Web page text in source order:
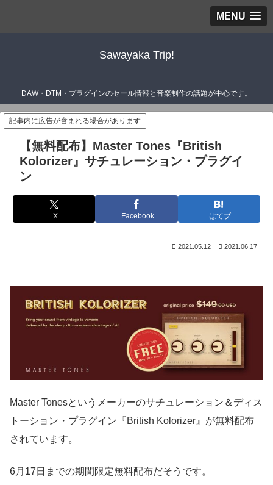
MENU
Sawayaka Trip!
DAW・DTM・プラグインのセール情報と音楽制作の話題が中心です。
記事内に広告が含まれる場合があります
【無料配布】Master Tones『British
Kolorizer』サチュレーション・プラグイ
ン
X Facebook はてブ
2021.05.12 2021.06.17
Master Tonesというメーカーのサチュレーション＆ディス
トーション・プラグイン『British Kolorizer』が無料配布
されています。
6月17日までの期間限定無料配布だそうです。